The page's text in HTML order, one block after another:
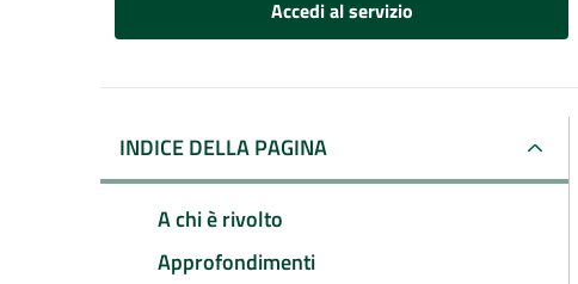
Accedi al servizio
INDICE DELLA PAGINA
A chi è rivolto
Approfondimenti